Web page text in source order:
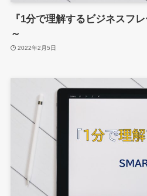
『1分で理解するビジネスフ
～
2022年2月5日